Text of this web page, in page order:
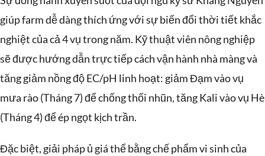
giúp farm dễ dàng thích ứng với sự biến đổi thời tiết khắc
nghiệt của cả 4 vụ trong năm. Kỹ thuật viên nông nghiệp
sẽ được hướng dẫn trực tiếp cách vận hành nhà màng và
tăng giảm nồng độ EC/pH linh hoạt: giảm Đạm vào vụ
mưa rào (Tháng 7) để chống thối nhũn, tăng Kali vào vụ Hè
(Tháng 4) để ép ngọt kịch trần.
Đặc biệt, giải pháp ủ giá thể bằng chế phẩm vi sinh của